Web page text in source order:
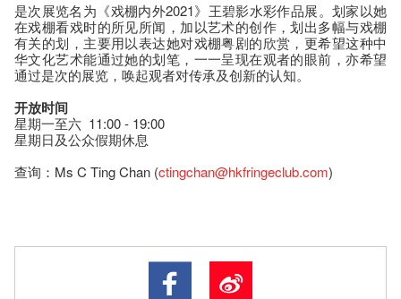
是次展览名为《戏棚内外2021》王碧影水彩作品展。划家以她
在戏棚看戏时的所见所闻，加以艺术的创作，划出多幅与戏棚
有关的划，主要用以表达她对戏棚粤剧的欣赏，更希望这种中
华文化艺术能通过她的划笔，一一呈现在观者的眼前，亦希望
通过是次的展览，唤起观者对传承及创新的认知。
开放时间
星期一至六 11:00 - 19:00
星期日及公众假期休息
查询：Ms C Ting Chan (ctingchan@hkfringeclub.com)